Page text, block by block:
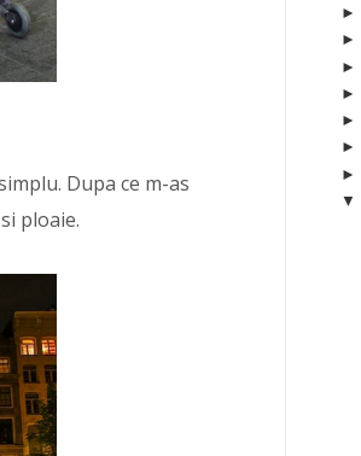
Dupa ce m-as
ploaie.
►
►
►
►
►
►
►
▼